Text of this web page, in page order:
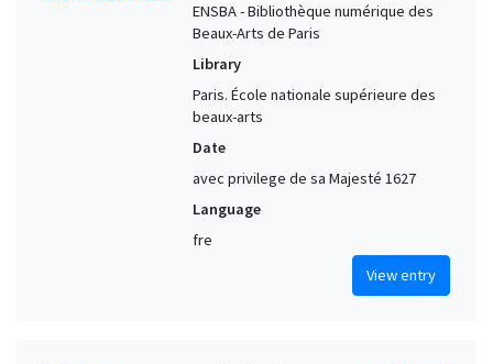
ENSBA - Bibliothèque numérique des
Beaux-Arts de Paris
Library
Paris. École nationale supérieure des
beaux-arts
Date
avec privilege de sa Majesté 1627
Language
fre
View entry